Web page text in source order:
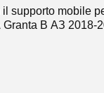
supporto mobile
Granta В АЗ 2018-